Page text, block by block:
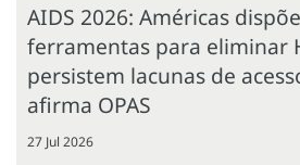
AIDS 2026: Américas
ferramentas para eliminar
persistem lacunas de
afirma OPAS
27 Jul 2026